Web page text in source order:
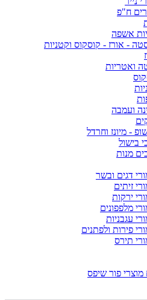
ח"פ
אשפה
- אורז - קוסקוס וקטניות
ואטריות
ועמבה
- מיונז וחרדל
בישול
מנות
דגים ובשר
זיתים
ירקות
מלפפונים
עגבניות
פירות ולפתנים
תירס
מוצרי פור שיפס